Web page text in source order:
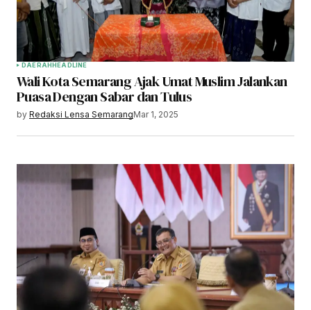
DAERAHHEADLINE
Wali Kota Semarang Ajak Umat Muslim Jalankan
Puasa Dengan Sabar dan Tulus
by Redaksi Lensa SemarangMar 1, 2025